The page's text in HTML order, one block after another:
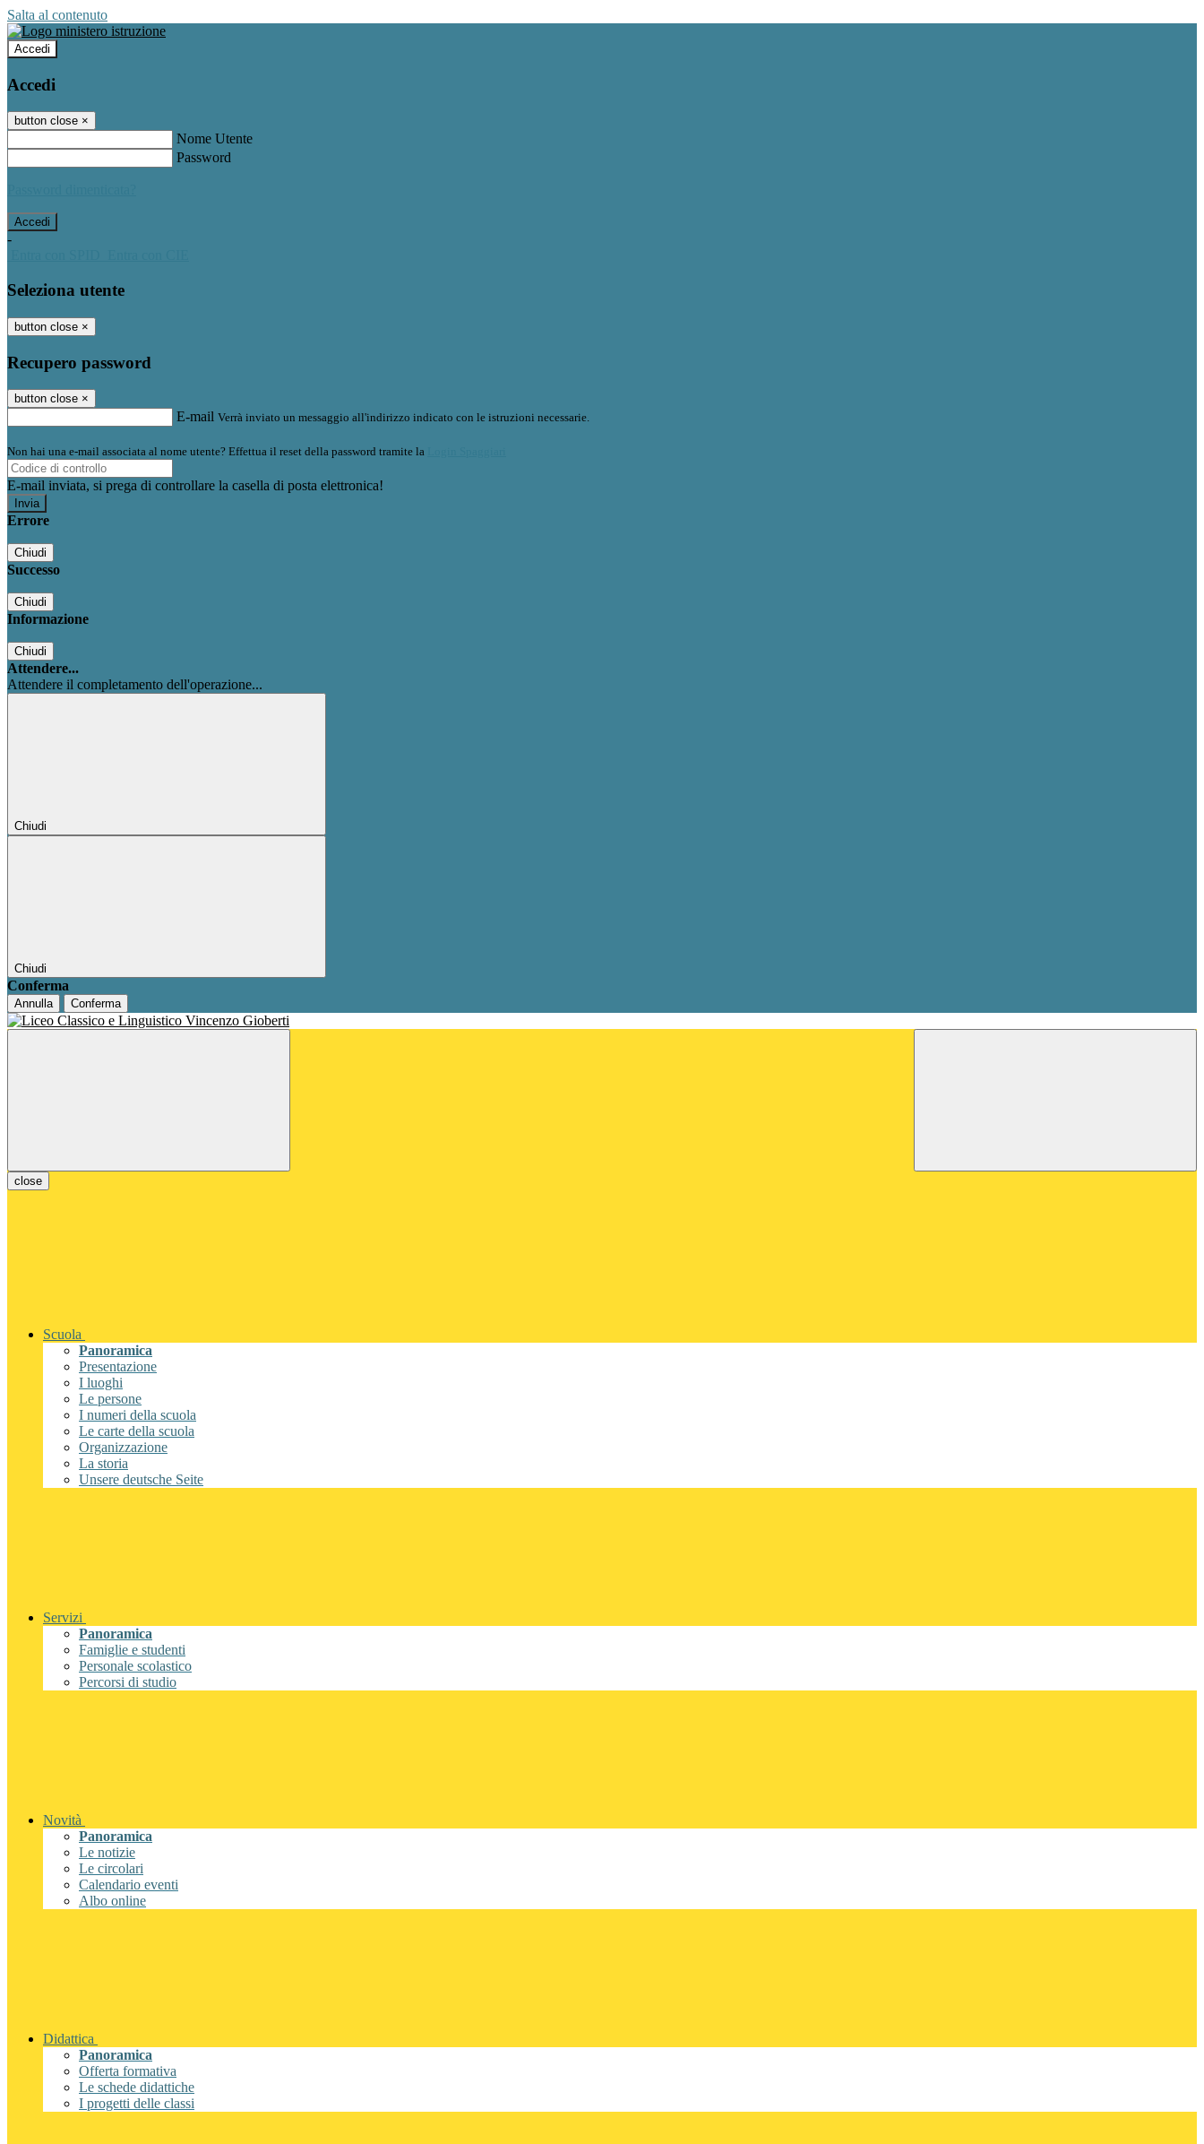
Salta al contenuto
Accedi
Accedi
button close ×
Nome Utente
Password
-
Seleziona utente
button close ×
Recupero password
button close ×
E-mail Verrà inviato un messaggio all'indirizzo indicato con le istruzioni necessarie.
Non hai una e-mail associata al nome utente? Effettua il reset della password tramite la
E-mail inviata, si prega di controllare la casella di posta elettronica!
Errore
Chiudi
Successo
Chiudi
Informazione
Chiudi
Attendere...
Attendere il completamento dell'operazione...
Chiudi
Chiudi
Conferma
Annulla Conferma
close
Scuola
Panoramica
Presentazione
I luoghi
Le persone
I numeri della scuola
Le carte della scuola
Organizzazione
La storia
Unsere deutsche Seite
Servizi
Panoramica
Famiglie e studenti
Personale scolastico
Percorsi di studio
Novità
Panoramica
Le notizie
Le circolari
Calendario eventi
Albo online
Didattica
Panoramica
Offerta formativa
Le schede didattiche
I progetti delle classi